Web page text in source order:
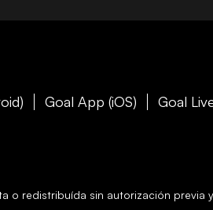
Goal App (iOS)
Goal
o redistribuída sin autorización previa